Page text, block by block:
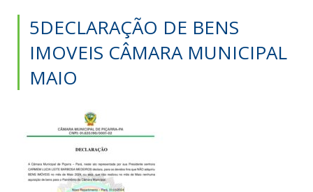
5DECLARAÇÃO DE BENS
IMOVEIS CÂMARA MUNICIPAL
MAIO